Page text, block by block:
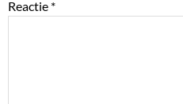
Reactie *